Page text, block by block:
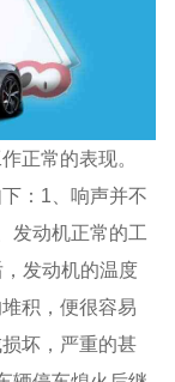
正常的表现。
：1、响声并不
发动机正常的工
发动机的温度
积，便很容易
坏，严重的甚